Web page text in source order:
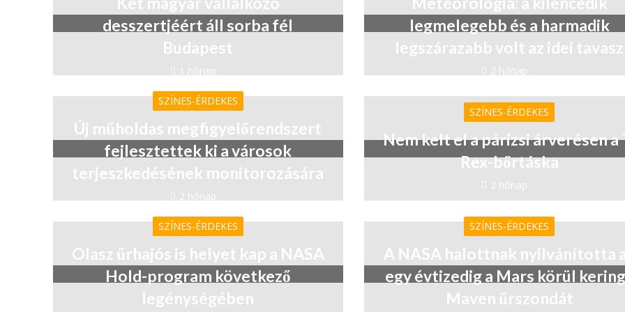
desszertjéért áll sorba fél
Budapest
1 hónap
legmelegebb és a harmadik
legszárazabb volt az idei tavasz
2 hónap
SZÍNES-ÉRDEKES
Új műholdas megfigyelőrendszert
fejlesztettek ki a városok
terjeszkedésének monitorozására
2 hónap
SZÍNES-ÉRDEKES
Nem kelt el a párizsi árverésen a
Rex-bőrtáska
2 hónap
SZÍNES-ÉRDEKES
Olasz űrhajós is helyet kap a NASA
Hold-program következő
legénységében
SZÍNES-ÉRDEKES
A NASA halottnak nyilvánította
egy évtizedig a Mars körül
Maven űrszondát